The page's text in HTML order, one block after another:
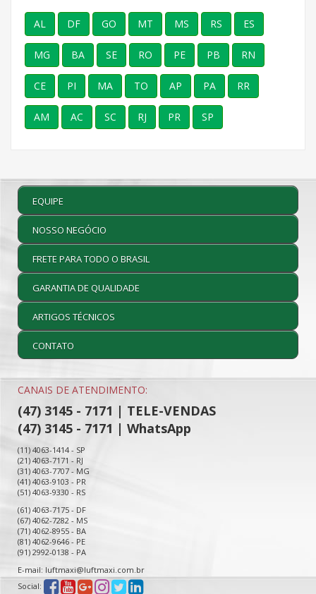
AL DF GO MT MS RS ES
MG BA SE RO PE PB RN
CE PI MA TO AP PA RR
AM AC SC RJ PR SP
EQUIPE
NOSSO NEGÓCIO
FRETE PARA TODO O BRASIL
GARANTIA DE QUALIDADE
ARTIGOS TÉCNICOS
CONTATO
CANAIS DE ATENDIMENTO:
(47) 3145 - 7171 | TELE-VENDAS
(47) 3145 - 7171 | WhatsApp
(11) 4063-1414 - SP
(21) 4063-7171 - RJ
(31) 4063-7707 - MG
(41) 4063-9103 - PR
(51) 4063-9330 - RS
(61) 4063-7175 - DF
(67) 4062-7282 - MS
(71) 4062-8955 - BA
(81) 4062-9646 - PE
(91) 2992-0138 - PA
E-mail: luftmaxi@luftmaxi.com.br
Social: